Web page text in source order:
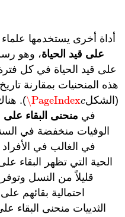
أداة أخرى يستخدمها علماء
على قيد الحياة، وهو
على قيد الحياة في كل
هذه المنحنيات بمقارنة
(الشكل \PageIndexc
\PageIndexc
).
في منحنى البقاء على
الوفيات منخفضة في
في الغالب في الأفراد
الحية التي تظهر البقاء
قليلاً من النسل
احتمالية بقائهم
الثدييات منحنى البقاء